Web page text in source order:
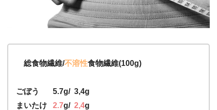
総食物繊維/不溶性食物繊維(100g)
ごぼう 5.7g/ 3,4g
まいたけ
2.7g/ 2,4g